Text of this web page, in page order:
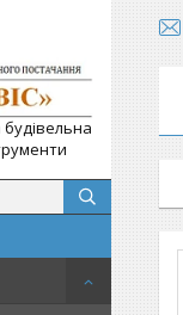
будівельна